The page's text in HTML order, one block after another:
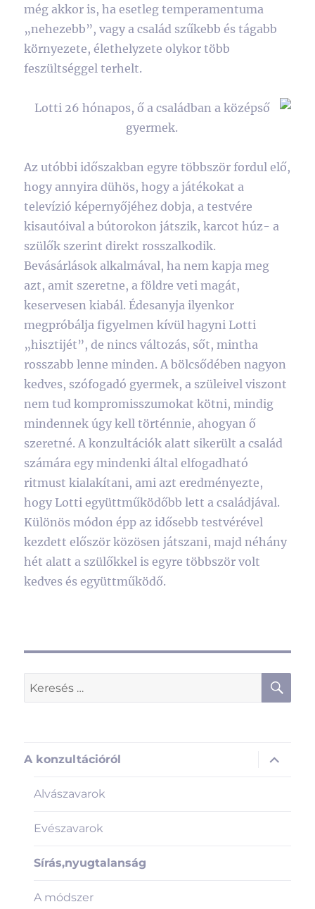
még akkor is, ha esetleg temperamentuma
„nehezebb”, vagy a család szűkebb és tágabb
környezete, élethelyzete olykor több
feszültséggel terhelt.
Lotti 26 hónapos, ő a családban a középső
gyermek.
Az utóbbi időszakban egyre többször fordul elő,
hogy annyira dühös, hogy a játékokat a
televízió képernyőjéhez dobja, a testvére
kisautóival a bútorokon játszik, karcot húz- a
szülők szerint direkt rosszalkodik.
Bevásárlások alkalmával, ha nem kapja meg
azt, amit szeretne, a földre veti magát,
keservesen kiabál. Édesanyja ilyenkor
megpróbálja figyelmen kívül hagyni Lotti
„hisztijét”, de nincs változás, sőt, mintha
rosszabb lenne minden. A bölcsődében nagyon
kedves, szófogadó gyermek, a szüleivel viszont
nem tud kompromisszumokat kötni, mindig
mindennek úgy kell történnie, ahogyan ő
szeretné. A konzultációk alatt sikerült a család
számára egy mindenki által elfogadható
ritmust kialakítani, ami azt eredményezte,
hogy Lotti együttműködőbb lett a családjával.
Különös módon épp az idősebb testvérével
kezdett először közösen játszani, majd néhány
hét alatt a szülőkkel is egyre többször volt
kedves és együttműködő.
Keresés
a
A konzultációról
almenü
Alvászavarok
Evészavarok
Sírás,nyugtalanság
A módszer